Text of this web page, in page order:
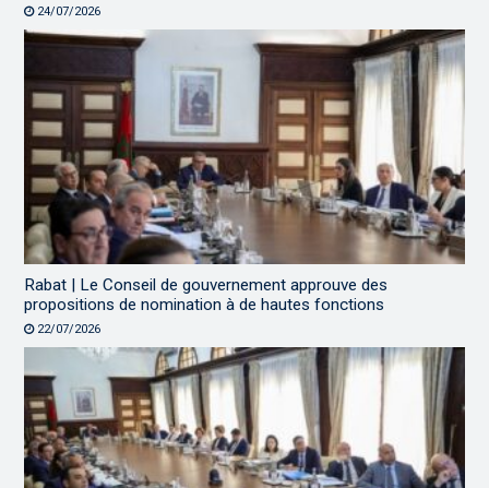
24/07/2026
Rabat | Le Conseil de gouvernement approuve des
propositions de nomination à de hautes fonctions
22/07/2026